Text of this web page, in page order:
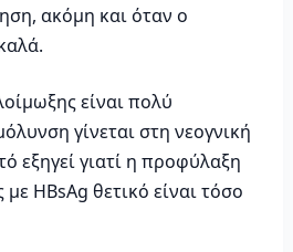
ακόμη και όταν ο
είναι πολύ
γίνεται στη νεογνική
εξηγεί γιατί η προφύλαξη
HBsAg θετικό είναι τόσο